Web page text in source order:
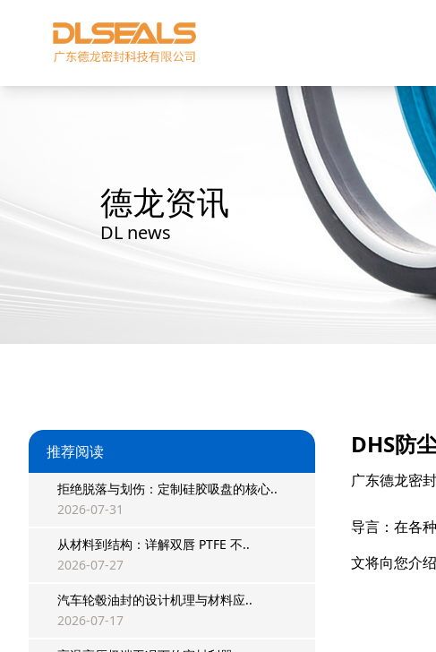
德龙资讯
DL news
推荐阅读
拒绝脱落与划伤：定制硅胶吸盘的核心..
2026-07-31
从材料到结构：详解双唇 PTFE 不..
2026-07-27
汽车轮毂油封的设计机理与材料应..
2026-07-17
星型双O组合
阶梯组合封
DHS防
广东德龙密
导言：在各
文将向您介